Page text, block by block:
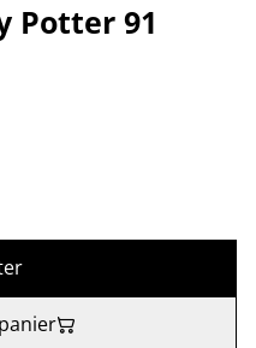
Potter 91